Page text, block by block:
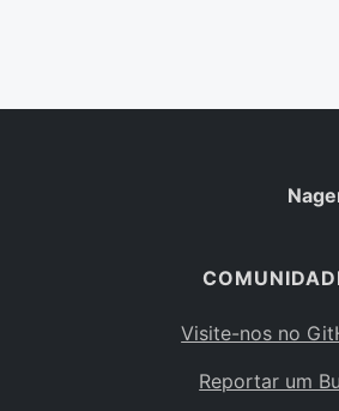
Visite-nos no
Reportar um